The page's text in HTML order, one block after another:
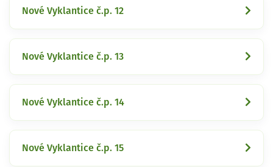
Nové Vyklantice č.p. 12
Nové Vyklantice č.p. 13
Nové Vyklantice č.p. 14
Nové Vyklantice č.p. 15